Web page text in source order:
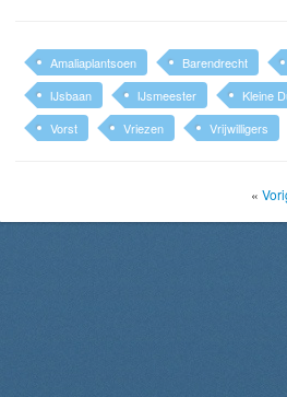
Amaliaplantsoen Barendrecht
IJsbaan
IJsmeester Kleine
Vorst
Vriezen Vrijwilligers
«